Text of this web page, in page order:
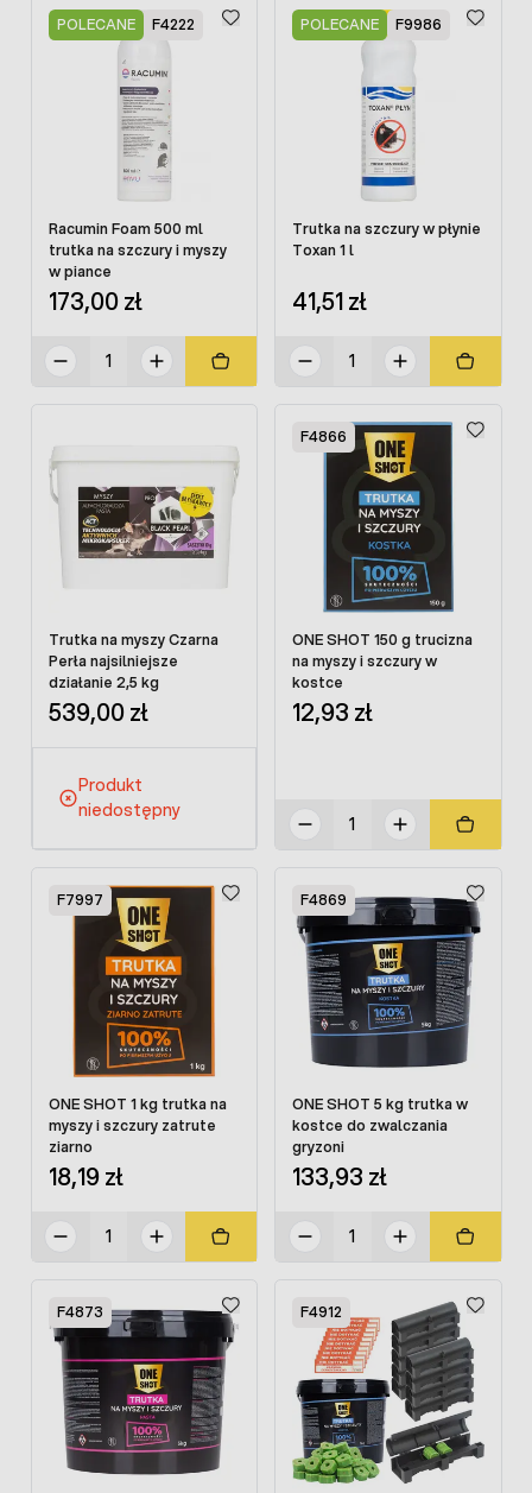
POLECANE F4222
Racumin Foam 500 ml
trutka na szczury i myszy
w piance
173,00 zł
POLECANE F9986
Trutka na szczury w płynie
Toxan 1 l
41,51 zł
Trutka na myszy Czarna
Perła najsilniejsze
działanie 2,5 kg
539,00 zł
Produkt
niedostępny
F4866
ONE SHOT 150 g trucizna
na myszy i szczury w
kostce
12,93 zł
F7997
ONE SHOT 1 kg trutka na
myszy i szczury zatrute
ziarno
18,19 zł
F4869
ONE SHOT 5 kg trutka w
kostce do zwalczania
gryzoni
133,93 zł
F4873 F4912